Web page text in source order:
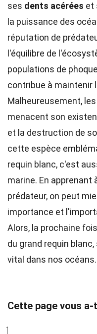
ses dents acérées et
la puissance des
réputation de
l'équilibre de
populations de
contribue à maintenir
Malheureusement, les
menacent son
et la destruction de
cette espèce
requin blanc, c'est
marine. En apprenant
prédateur, on peut
importance et
Alors, la prochaine
du grand requin
vital dans nos océans.
Cette page vous